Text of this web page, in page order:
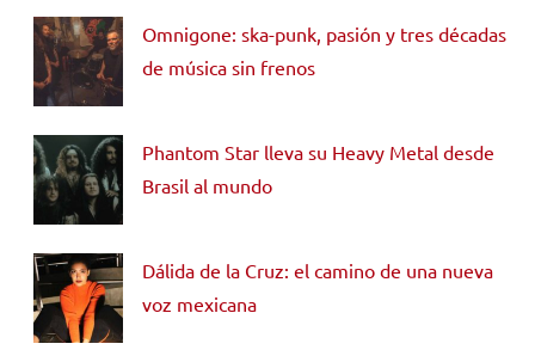
Omnigone: ska-punk, pasión y tres décadas
de música sin frenos
Phantom Star lleva su Heavy Metal desde
Brasil al mundo
Dálida de la Cruz: el camino de una nueva
voz mexicana